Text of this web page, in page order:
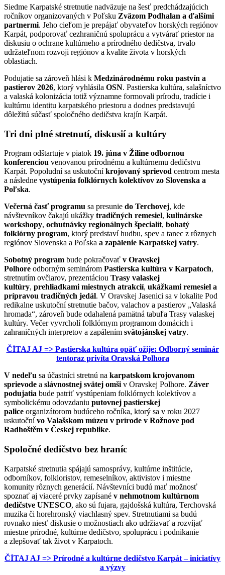
Siedme Karpatské stretnutie nadväzuje na šesť predchádzajúcich
ročníkov organizovaných v Poľsku Zväzom Podhalan a ďalšími
partnermi. Jeho cieľom je prepájať obyvateľov horských regiónov
Karpát, podporovať cezhraničnú spoluprácu a vytvárať priestor na
diskusiu o ochrane kultúrneho a prírodného dedičstva, trvalo
udržateľnom rozvoji regiónov a kvalite života v horských
oblastiach.
Podujatie sa zároveň hlási k Medzinárodnému roku pastvín a
pastierov 2026, ktorý vyhlásila OSN. Pastierska kultúra, salašníctvo
a valaská kolonizácia totiž významne formovali prírodu, tradície i
kultúrnu identitu karpatského priestoru a dodnes predstavujú
dôležitú súčasť spoločného dedičstva krajín Karpát.
Tri dni plné stretnutí, diskusií a kultúry
Program odštartuje v piatok 19. júna v Žiline odbornou
konferenciou venovanou prírodnému a kultúrnemu dedičstvu
Karpát. Popoludní sa uskutočníkrojovaný sprievod centrom mesta
a následne vystúpenia folklórnych kolektívov zo Slovenska a
Poľska.
Večerná časť programu sa presunie do Terchovej, kde
návštevníkov čakajú ukážky tradičných remesiel, kulinárske
workshopy, ochutnávky regionálnych špecialít, bohatý
folklórny program, ktorý predstaví hudbu, spev a tanec z rôznych
regiónov Slovenska a Poľska a zapálenie Karpatskej vatry.
Sobotný program bude pokračovať v Oravskej
Polhore odborným seminárom Pastierska kultúra v Karpatoch,
stretnutím ovčiarov, prezentáciou Trasy valaskej
kultúry, prehliadkami miestnych atrakcií, ukážkami remesiel a
prípravou tradičných jedál. V Oravskej Jasenici sa v lokalite Pod
redikalne uskutoční stretnutie bačov, valachov a pastierov „Valaská
hromada“, zároveň bude odahalená pamätná tabuľa Trasy valaskej
kultúry. Večer vyvrcholí folklórnym programom domácich i
zahraničných interpretov a zapálením svätojánskej vatry.
ČÍTAJ AJ => Pastierska kultúra opäť ožije: Odborný seminár
tentoraz privíta Oravská Polhora
V nedeľu sa účastníci stretnú na karpatskom krojovanom
sprievode a slávnostnej svätej omši v Oravskej Polhore. Záver
podujatia bude patriť vystúpeniam folklórnych kolektívov a
symbolickému odovzdaniu putovnej pastierskej
palice organizátorom budúceho ročníka, ktorý sa v roku 2027
uskutočnívo Valašskom múzeu v prírode v Rožnove pod
Radhoštěm v Českej republike.
Spoločné dedičstvo bez hraníc
Karpatské stretnutia spájajú samosprávy, kultúrne inštitúcie,
odborníkov, folkloristov, remeselníkov, aktivistov i miestne
komunity rôznych generácií. Návštevníci budú mať možnosť
spoznať aj viaceré prvky zapísané v nehmotnom kultúrnom
dedičstve UNESCO, ako sú fujara, gajdošská kultúra, Terchovská
muzika či horehronský viachlasný spev. Stretnutiami sa budú
rovnako niesť diskusie o možnostiach ako udržiavať a rozvíjať
miestne prírodné, kultúrne dedičstvo, spoluprácu i podnikanie
a zlepšovať tak život v Karpatoch.
ČÍTAJ AJ => Prírodné a kultúrne dedičstvo Karpát – iniciatívy
a výzvy